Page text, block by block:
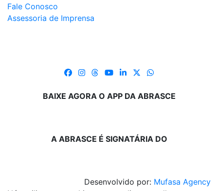
Fale Conosco
Assessoria de Imprensa
BAIXE AGORA O APP DA ABRASCE
A ABRASCE É SIGNATÁRIA DO
Desenvolvido por: Mufasa Agency